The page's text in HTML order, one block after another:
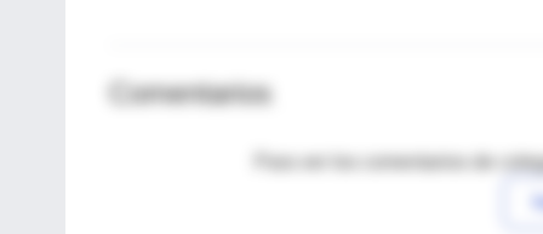
Comentarios
Para ver los comentarios de